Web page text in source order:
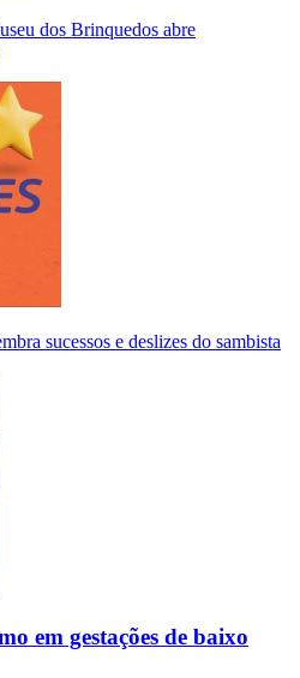
dos Brinquedos abre
sucessos e deslizes do sambista
em gestações de baixo